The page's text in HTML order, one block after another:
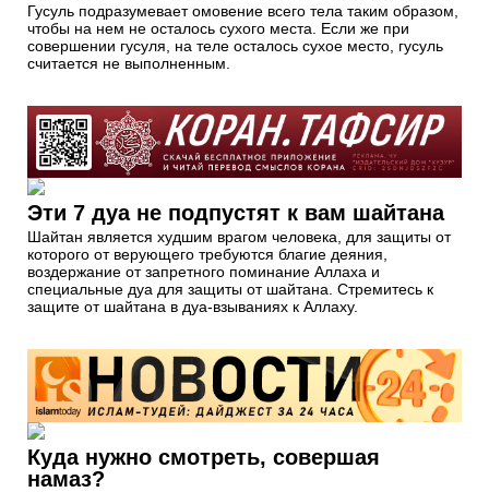
Гусуль подразумевает омовение всего тела таким образом,
чтобы на нем не осталось сухого места. Если же при
совершении гусуля, на теле осталось сухое место, гусуль
считается не выполненным.
Эти 7 дуа не подпустят к вам шайтана
Шайтан является худшим врагом человека, для защиты от
которого от верующего требуются благие деяния,
воздержание от запретного поминание Аллаха и
специальные дуа для защиты от шайтана. Стремитесь к
защите от шайтана в дуа-взываниях к Аллаху.
Куда нужно смотреть, совершая
намаз?